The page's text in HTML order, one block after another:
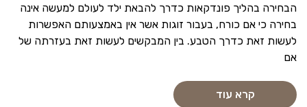
הבחירה בהליך פונדקאות כדרך להבאת ילד לעולם למעשה אינה
בחירה כי אם כורח, בעבור זוגות אשר אין באמצעותם האפשרות
לעשות זאת כדרך הטבע. בין המבקשים לעשות זאת בעזרתה של
אם
קרא עוד